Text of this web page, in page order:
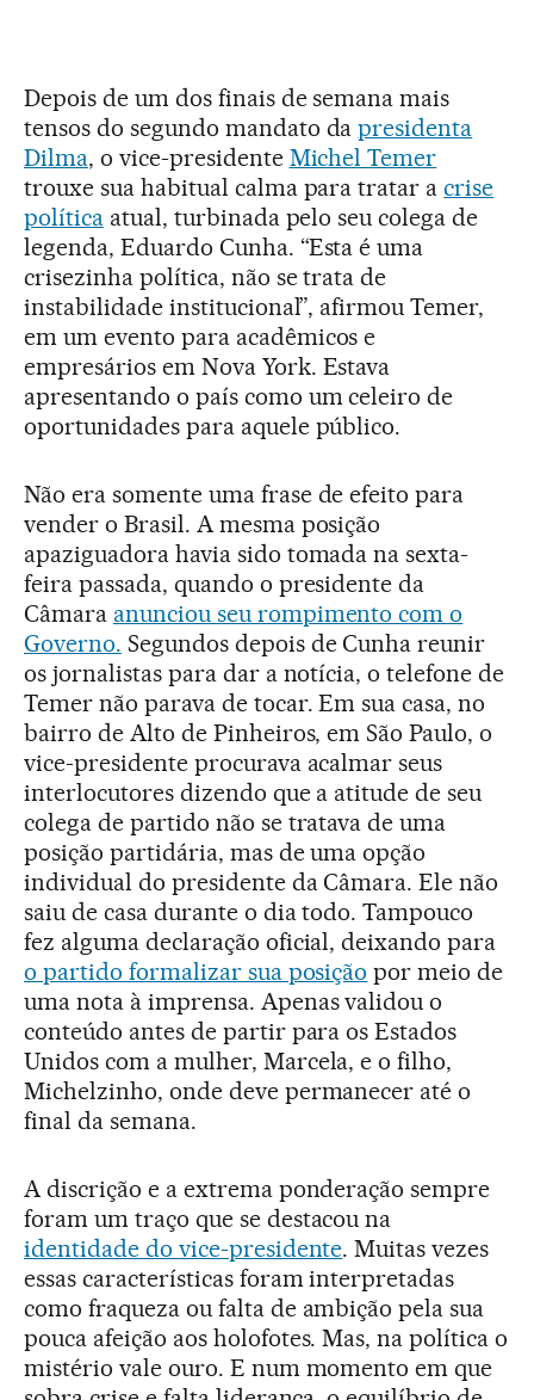
Depois de um dos finais de semana mais
tensos do segundo mandato dapresidenta
Dilma, o vice-presidente Michel Temer
trouxe sua habitual calma para tratar acrise
políticaatual, turbinada pelo seu colega de
legenda, Eduardo Cunha. “Esta é uma
crisezinha política, não se trata de
instabilidade institucional”, afirmou Temer,
em um evento para acadêmicos e
empresários em Nova York. Estava
apresentando o país como um celeiro de
oportunidades para aquele público.
Não era somente uma frase de efeito para
vender o Brasil. A mesma posição
apaziguadora havia sido tomada na sexta-
feira passada, quando o presidente da
Câmara anunciou seu rompimento com o
Governo. Segundos depois de Cunha reunir
os jornalistas para dar a notícia, o telefone de
Temer não parava de tocar. Em sua casa, no
bairro de Alto de Pinheiros, em São Paulo, o
vice-presidente procurava acalmar seus
interlocutores dizendo que a atitude de seu
colega de partido não se tratava de uma
posição partidária, mas de uma opção
individual do presidente da Câmara. Ele não
saiu de casa durante o dia todo. Tampouco
fez alguma declaração oficial, deixando para
o partido formalizar sua posição por meio de
uma nota à imprensa. Apenas validou o
conteúdo antes de partir para os Estados
Unidos com a mulher, Marcela, e o filho,
Michelzinho, onde deve permanecer até o
final da semana.
A discrição e a extrema ponderação sempre
foram um traço que se destacou na
identidade do vice-presidente. Muitas vezes
essas características foram interpretadas
como fraqueza ou falta de ambição pela sua
pouca afeição aos holofotes. Mas, na política o
mistério vale ouro. E num momento em que